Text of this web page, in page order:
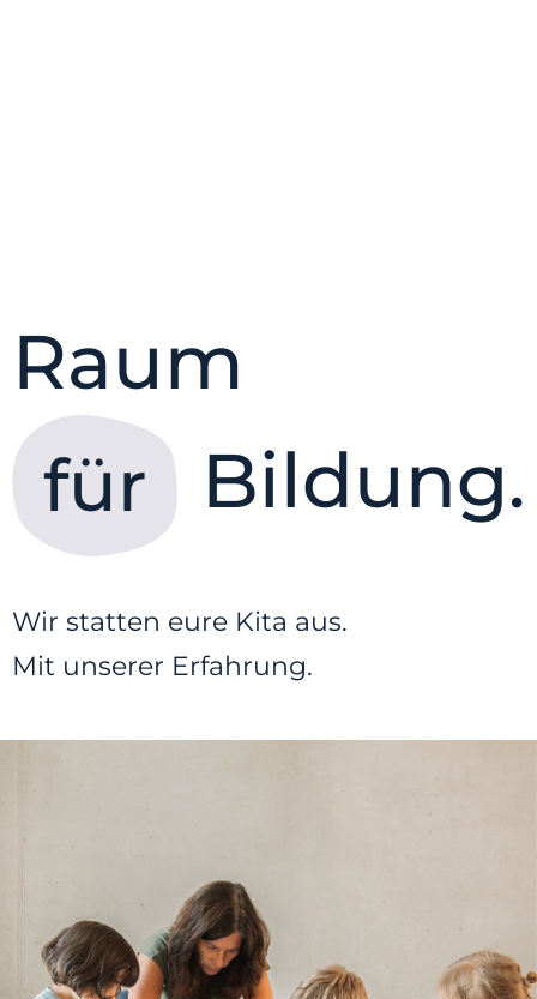
Raum
für Bildung.
Wir statten eure Kita aus.
Mit unserer Erfahrung.